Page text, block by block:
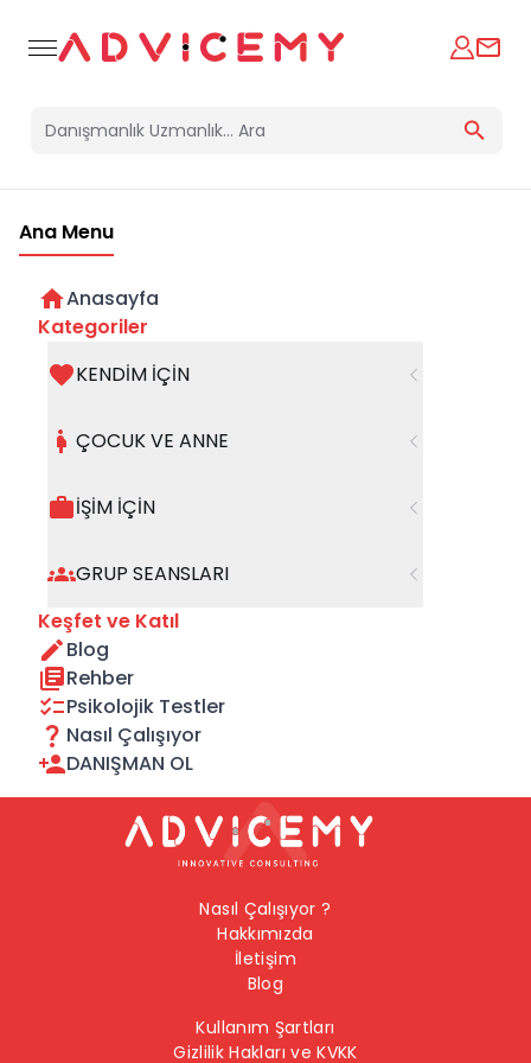
Ana Menu
Anasayfa
Kategoriler
KENDİM İÇİN
ÇOCUK VE ANNE
İŞİM İÇİN
GRUP SEANSLARI
Keşfet ve Katıl
Blog
Rehber
Psikolojik Testler
Nasıl Çalışıyor
DANIŞMAN OL
halinde whatsapp hattımızdan iletişime
Nasıl Çalışıyor ?
Hakkımızda
İletişim
Blog
Kullanım Şartları
Gizlilik Hakları ve KVKK